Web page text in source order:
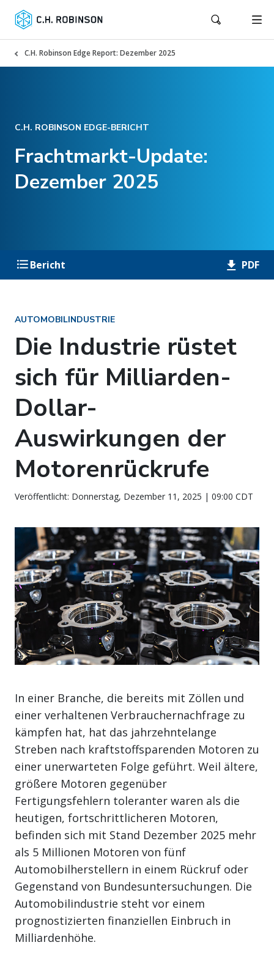
C.H. Robinson Edge Report: Dezember 2025
C.H. ROBINSON EDGE-BERICHT
Frachtmarkt-Update:
Dezember 2025
Bericht PDF
AUTOMOBILINDUSTRIE
Die Industrie rüstet
sich für Milliarden-
Dollar-
Auswirkungen der
Motorenrückrufe
Veröffentlicht: Donnerstag, Dezember 11, 2025 | 09:00 CDT
In einer Branche, die bereits mit Zöllen und
einer verhaltenen Verbrauchernachfrage zu
kämpfen hat, hat das jahrzehntelange
Streben nach kraftstoffsparenden Motoren zu
einer unerwarteten Folge geführt. Weil ältere,
größere Motoren gegenüber
Fertigungsfehlern toleranter waren als die
heutigen, fortschrittlicheren Motoren,
befinden sich mit Stand Dezember 2025 mehr
als 5 Millionen Motoren von fünf
Automobilherstellern in einem Rückruf oder
Gegenstand von Bundesuntersuchungen. Die
Automobilindustrie steht vor einem
prognostizierten finanziellen Einbruch in
Milliardenhöhe.